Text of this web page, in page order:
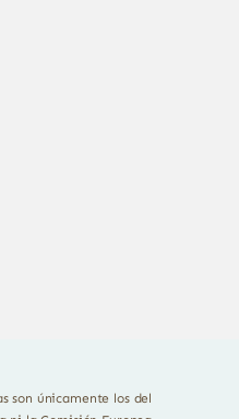
son únicamente los del